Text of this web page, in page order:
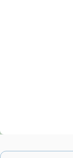
presidit
Santes de